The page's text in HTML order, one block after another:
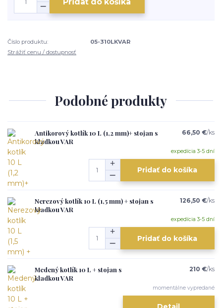
Číslo produktu:
05-310LKVAR
Strážiť cenu / dostupnosť
Podobné produkty
Antikorový kotlík 10 L (1,2 mm)+ stojan s
kladkou VAR
66,50 €/ks
expedícia 3-5 dní
Pridať do košíka
Nerezový kotlík 10 L (1,5 mm) + stojan s
kladkou VAR
126,50 €/ks
expedícia 3-5 dní
Pridať do košíka
Medený kotlík 10 L + stojan s
kladkou VAR
210 €/ks
momentálne vypredané